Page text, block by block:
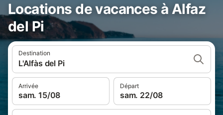
Locations de vacances à Alfaz
del Pi
Destination
L'Alfàs del Pi
Arrivée
sam. 15/08
Départ
sam. 22/08